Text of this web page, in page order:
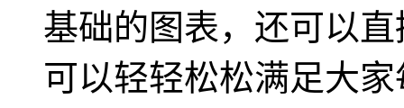
基础的图表，还可以
可以轻轻松松满足大